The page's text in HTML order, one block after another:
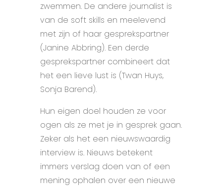
zwemmen. De andere journalist is
van de soft skills en meelevend
met zijn of haar gesprekspartner
(Janine Abbring). Een derde
gesprekspartner combineert dat
het een lieve lust is (Twan Huys,
Sonja Barend).
Hun eigen doel houden ze voor
ogen als ze met je in gesprek gaan.
Zeker als het een nieuwswaardig
interview is. Nieuws betekent
immers verslag doen van of een
mening ophalen over een nieuwe